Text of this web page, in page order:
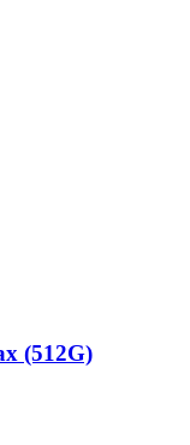
(512G)